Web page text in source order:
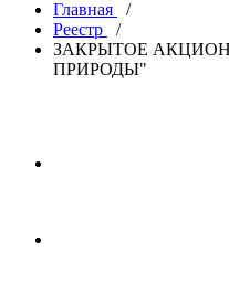
Главная
/
Реестр
/
ЗАКРЫТОЕ
ПРИРОДЫ"